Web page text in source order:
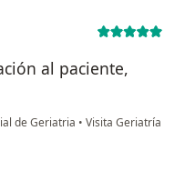
al paciente,
de Geriatria • Visita Geriatría